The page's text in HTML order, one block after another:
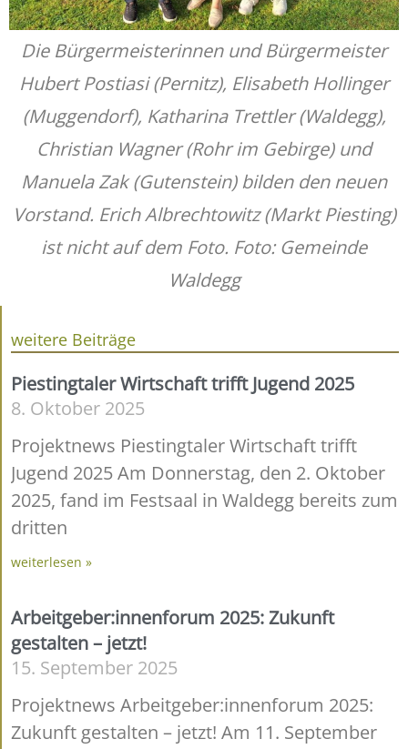
Die Bürgermeisterinnen und Bürgermeister
Hubert Postiasi (Pernitz), Elisabeth Hollinger
(Muggendorf), Katharina Trettler (Waldegg),
Christian Wagner (Rohr im Gebirge) und
Manuela Zak (Gutenstein) bilden den neuen
Vorstand. Erich Albrechtowitz (Markt Piesting)
ist nicht auf dem Foto. Foto: Gemeinde
Waldegg
weitere Beiträge
Piestingtaler Wirtschaft trifft Jugend 2025
8. Oktober 2025
Projektnews Piestingtaler Wirtschaft trifft
Jugend 2025 Am Donnerstag, den 2. Oktober
2025, fand im Festsaal in Waldegg bereits zum
dritten
weiterlesen »
Arbeitgeber:innenforum 2025: Zukunft
gestalten – jetzt!
15. September 2025
Projektnews Arbeitgeber:innenforum 2025:
Zukunft gestalten – jetzt! Am 11. September